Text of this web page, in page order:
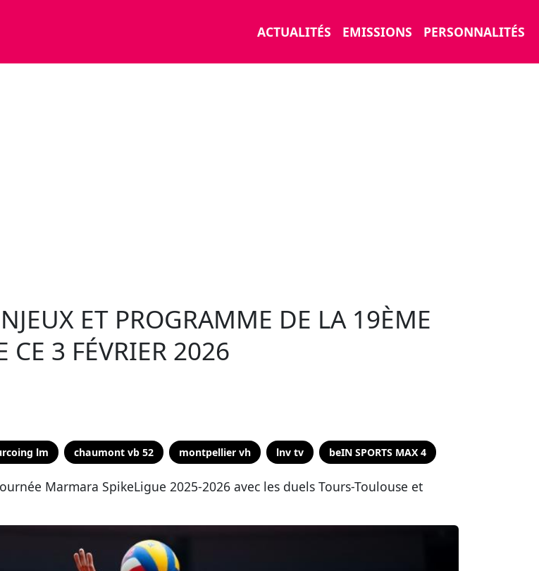
ACTUALITÉS EMISSIONS PERSONNALITÉS
ET PROGRAMME DE LA 19ÈME
CE 3 FÉVRIER 2026
lm chaumont vb 52 montpellier vh lnv tv beIN SPORTS MAX 4
Marmara SpikeLigue 2025-2026 avec les duels Tours-Toulouse et